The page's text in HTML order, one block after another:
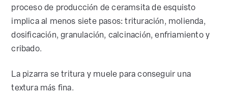
proceso de producción de ceramsita de esquisto
implica al menos siete pasos: trituración, molienda,
dosificación, granulación, calcinación, enfriamiento y
cribado.
La pizarra se tritura y muele para conseguir una
textura más fina.